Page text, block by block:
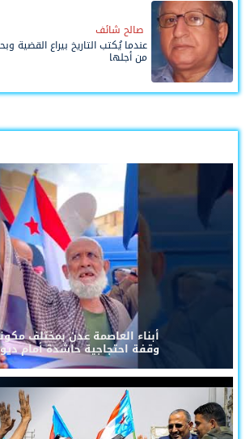
صالح شائف
عندما يُكتب التاريخ بيراع القضية
من أجلها
أبناء العاصمة عدن بمختلف
وقفة احتجاجية حاشدة أمام